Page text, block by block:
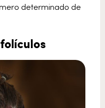
determinado de